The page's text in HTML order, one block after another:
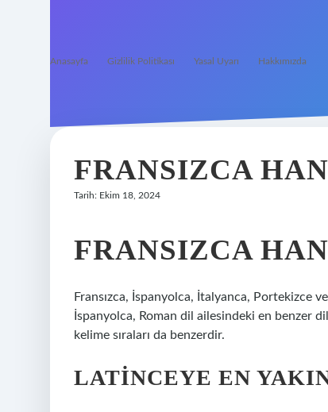
Anasayfa Gizlilik Politikası Yasal Uyarı Hakkımızda
FRANSIZCA
Tarih: Ekim 18, 2024
FRANSIZCA
Fransızca, İspanyolca, İtalyanca, Portekizce
İspanyolca, Roman dil ailesindeki en benzer
kelime sıraları da benzerdir.
LATINCEYE EN